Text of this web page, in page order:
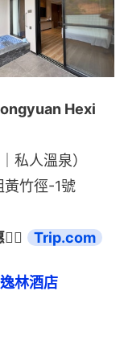
Hexi
私人溫泉）
黃竹徑-1號
Trip.com
林酒店